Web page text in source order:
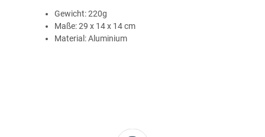
Gewicht: 220g
Maße: 29 x 14 x 14 cm
Material: Aluminium